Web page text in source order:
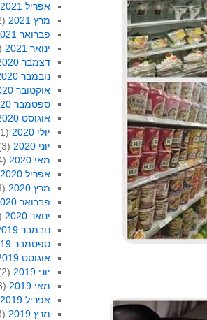
אפריל 2021
מרץ 2021
(2)
פברואר 2021
ינואר 2021
דצמבר 2020
נובמבר 2020
אוקטובר 2020
ספטמבר 2020
אוגוסט 2020
יולי 2020
(1)
יוני 2020
(3)
מאי 2020
(4)
אפריל 2020
מרץ 2020
(3)
פברואר 2020
ינואר 2020
נובמבר 2019
ספטמבר 2019
אוגוסט 2019
יוני 2019
(2)
מאי 2019
(3)
אפריל 2019
מרץ 2019
(3)